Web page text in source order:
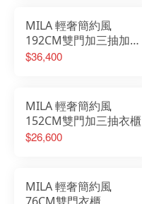
MILA 輕奢簡約風
192CM雙門加三抽加轉
角衣櫃
$36,400
MILA 輕奢簡約風
152CM雙門加三抽衣櫃
$26,600
MILA 輕奢簡約風